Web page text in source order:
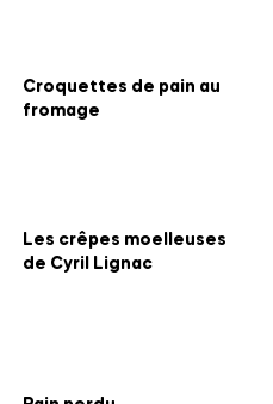
Croquettes de pain au
fromage
Les crêpes moelleuses
de Cyril Lignac